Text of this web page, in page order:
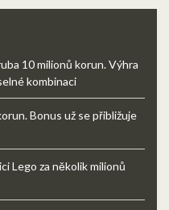
10 milionů korun. Výhra
kombinaci
Bonus už se přibližuje
Lego za několik milionů